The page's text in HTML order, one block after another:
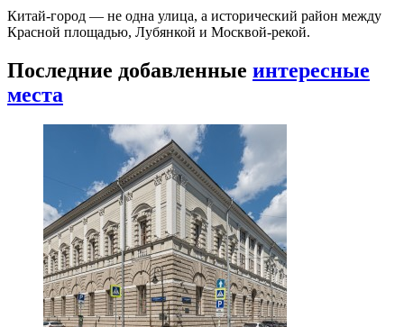
Китай-город — не одна улица, а исторический район между
Красной площадью, Лубянкой и Москвой-рекой.
Последние добавленные интересные
места